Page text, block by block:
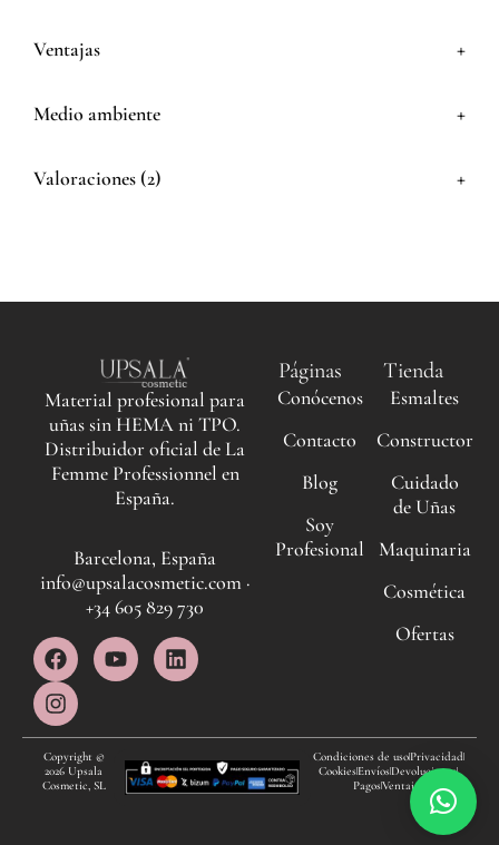
Ventajas +
Medio ambiente +
Valoraciones (2) +
Material profesional para
uñas sin HEMA ni TPO.
Distribuidor oficial de La
Femme Professionnel en
España.
Barcelona, España
info@upsalacosmetic.com ·
+34 605 829 730
F
a
c
e
b
o
o
Y
o
u
b
L
i
e
d
i
n
I
n
s
t
a
g
r
Páginas
Conócenos
Contacto
Blog
Soy
Profesional
Tienda
Esmaltes
Constructor
Cuidado
de Uñas
Maquinaria
Cosmética
Ofertas
Copyright ©
2026 Upsala
Cosmetic, SL
Condiciones de usoPrivacidad
CookiesEnvíosDevoluciones
PagosVentajas